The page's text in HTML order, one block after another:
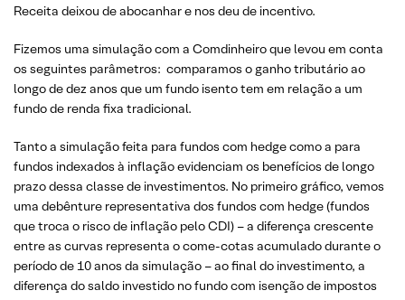
Receita deixou de abocanhar e nos deu de incentivo.
Fizemos uma simulação com a Comdinheiro que levou em conta
os seguintes parâmetros: comparamos o ganho tributário ao
longo de dez anos que um fundo isento tem em relação a um
fundo de renda fixa tradicional.
Tanto a simulação feita para fundos com hedge como a para
fundos indexados à inflação evidenciam os benefícios de longo
prazo dessa classe de investimentos. No primeiro gráfico, vemos
uma debênture representativa dos fundos com hedge (fundos
que troca o risco de inflação pelo CDI) – a diferença crescente
entre as curvas representa o come-cotas acumulado durante o
período de 10 anos da simulação – ao final do investimento, a
diferença do saldo investido no fundo com isenção de impostos